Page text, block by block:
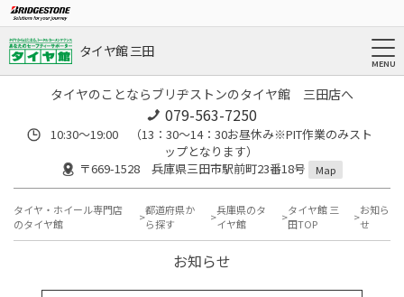
タイヤ館 三田
タイヤのことならブリヂストンのタイヤ館 三田店へ
079-563-7250
10:30～19:00 （13：30～14：30お昼休み※PIT作業のみスト
ップとなります）
〒669-1528 兵庫県三田市駅前町23番18号
Map
タイヤ・ホイール専門店
のタイヤ館
都道府県か
ら探す
兵庫県のタ
イヤ館
タイヤ館 三
田TOP
お知ら
せ
お知らせ